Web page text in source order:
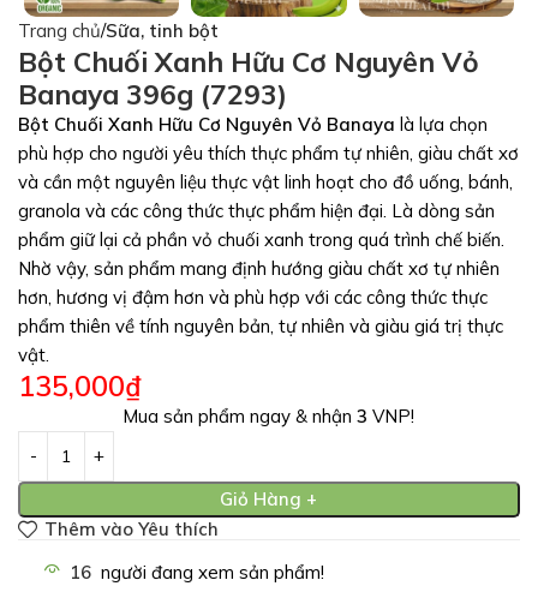
Trang chủ Sữa, tinh bột
Bột Chuối Xanh Hữu Cơ Nguyên Vỏ
Banaya 396g (7293)
Bột Chuối Xanh Hữu Cơ Nguyên Vỏ Banaya là lựa chọn
phù hợp cho người yêu thích thực phẩm tự nhiên, giàu chất xơ
và cần một nguyên liệu thực vật linh hoạt cho đồ uống, bánh,
granola và các công thức thực phẩm hiện đại. Là dòng sản
phẩm giữ lại cả phần vỏ chuối xanh trong quá trình chế biến.
Nhờ vậy, sản phẩm mang định hướng giàu chất xơ tự nhiên
hơn, hương vị đậm hơn và phù hợp với các công thức thực
phẩm thiên về tính nguyên bản, tự nhiên và giàu giá trị thực
vật.
135,000₫
Mua sản phẩm ngay & nhận3 VNP!
Giỏ Hàng +
Thêm vào Yêu thích
16 người đang xem sản phẩm!